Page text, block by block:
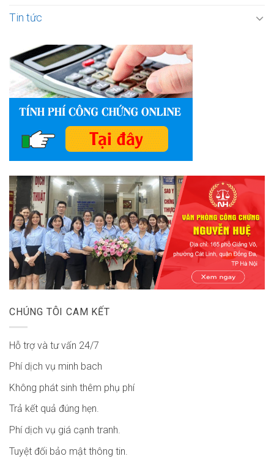
Tin tức
CHÚNG TÔI CAM KẾT
Hỗ trợ và tư vấn 24/7
Phí dịch vụ minh bach
Không phát sinh thêm phụ phí
Trả kết quả đúng hẹn.
Phí dịch vụ giá cạnh tranh.
Tuyệt đối bảo mật thông tin.